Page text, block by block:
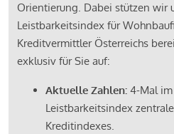
Orientierung. Dabei stützen wir
Leistbarkeitsindex für
Kreditvermittler Österreichs
exklusiv für Sie auf:
Aktuelle Zahlen: 4-Mal im
Leistbarkeitsindex
Kreditindexes.